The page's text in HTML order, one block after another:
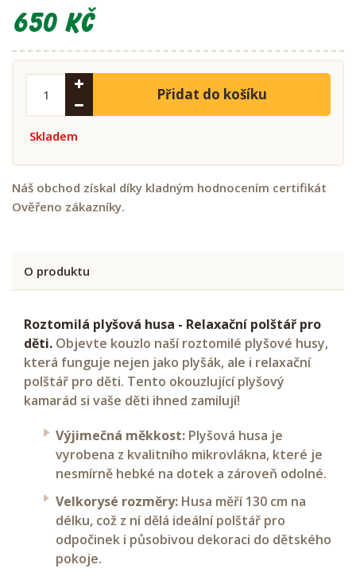
650 Kč
Přidat do košíku
Skladem
Náš obchod získal díky kladným hodnocením certifikát
Ověřeno zákazníky.
O produktu
Roztomilá plyšová husa - Relaxační polštář pro
děti. Objevte kouzlo naší roztomilé plyšové husy,
která funguje nejen jako plyšák, ale i relaxační
polštář pro děti. Tento okouzlující plyšový
kamarád si vaše děti ihned zamilují!
Výjimečná měkkost: Plyšová husa je
vyrobena z kvalitního mikrovlákna, které je
nesmírně hebké na dotek a zároveň odolné.
Velkorysé rozměry: Husa měří 130 cm na
délku, což z ní dělá ideální polštář pro
odpočinek i působivou dekoraci do dětského
pokoje.